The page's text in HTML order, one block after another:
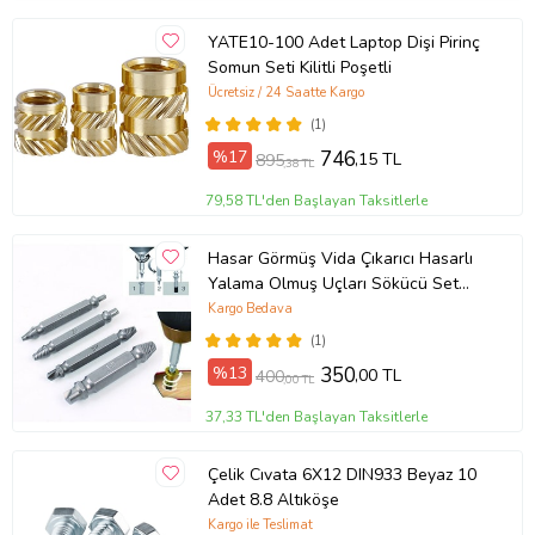
Yuvarlak yıldız başlı vidalar, estetik açıdan temiz
bir görünüm sunar ve vidaların düzgün bir şekilde
kapatılmasını sağlar.
Kullanım İpuçları:
Doğru Araç Kullanımı:Yuvarlak yıldız başlı vidalar için uygun
tornavida kullanımı, hem işinizi kolaylaştırır hem de vidaların
olduğundan emin olun. Bu, vida ve cıvatanın düzgün bir şekilde
oturmasını sağlar.
Vidalar genellikle küçük montaj işlerinde, tamirlerde ve çeşitli
yapı uygulamalarında kullanılır. Vidaların türü ve boyutu, spesifik
proje ihtiyaçlarınıza uygun olmalıdır.
YATE10-100 Adet Laptop Dişi Pirinç
Somun Seti Kilitli Poşetli
(1)
Ücretsiz / 24 Saatte Kargo
%17 895,38 TL 746,15 TL
79,58 TL'den Başlayan Taksitlerle
Hasar Görmüş Vida Çıkarıcı Hasarlı
Yalama Olmuş Uçları Sökücü Set
Hasarlı Vida Çıkarıcı Easy Out
(1)
Kargo Bedava
%13 400,00 TL 350,00 TL
37,33 TL'den Başlayan Taksitlerle
Çelik Cıvata 6X12 DIN933 Beyaz 10
Adet 8.8 Altıköşe
Kargo ile Teslimat